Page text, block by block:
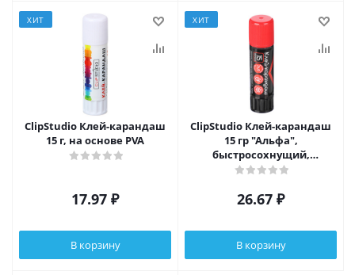
ХИТ
ClipStudio Клей-карандаш
15 г, на основе PVA
17.97 ₽
В корзину
ХИТ
ClipStudio Клей-карандаш
15 гр "Альфа",
быстросохнущий,
улучшенная формула на
26.67 ₽
В корзину